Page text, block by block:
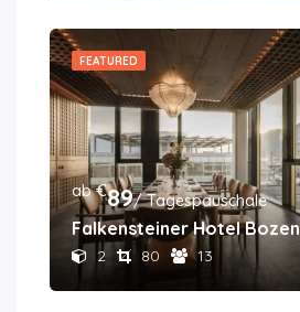
FEATURED
ab €89/ Tagespauschale
Falkensteiner Hotel Bozen
2 80 13